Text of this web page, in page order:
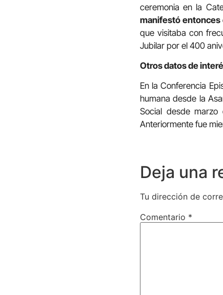
ceremonia en la
manifestó entonces
que visitaba con
Jubilar por el 400
Otros datos de
En la Conferencia
humana desde la
Social desde
Anteriormente fue
Deja una
Tu dirección de
Comentario *